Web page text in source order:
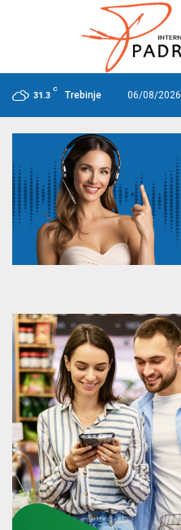
31.3
C
Trebinje 06/08/2026